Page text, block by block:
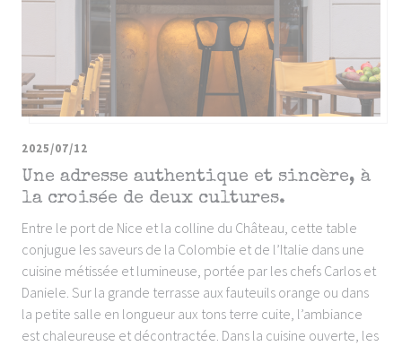
Une adresse authentique et sincère, à
la croisée de deux cultures.
2025/07/12
Entre le port de Nice et la colline du Château, cette table
conjugue les saveurs de la Colombie et de l’Italie dans une
cuisine métissée et lumineuse, portée par les chefs Carlos et
Daniele. Sur la grande terrasse aux fauteuils orange ou dans
la petite salle en longueur aux tons terre cuite, l’ambiance
est chaleureuse et décontractée. Dans la cuisine ouverte, les